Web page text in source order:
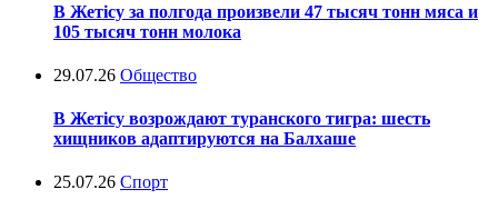
В Жетісу за полгода произвели 47 тысяч тонн мяса и
105 тысяч тонн молока
29.07.26 Общество
В Жетісу возрождают туранского тигра: шесть
хищников адаптируются на Балхаше
25.07.26 Спорт